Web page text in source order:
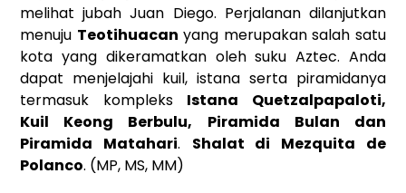
melihat jubah Juan Diego. Perjalanan dilanjutkan
menuju Teotihuacan yang merupakan salah satu
kota yang dikeramatkan oleh suku Aztec. Anda
dapat menjelajahi kuil, istana serta piramidanya
termasuk kompleks Istana Quetzalpapaloti,
Kuil Keong Berbulu, Piramida Bulan dan
Piramida Matahari. Shalat di Mezquita de
Polanco. (MP, MS, MM)